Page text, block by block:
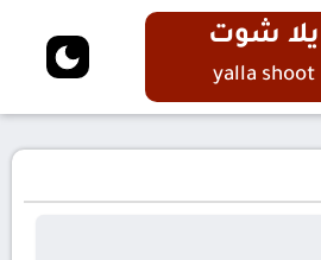
يلا شوت
yalla shoot